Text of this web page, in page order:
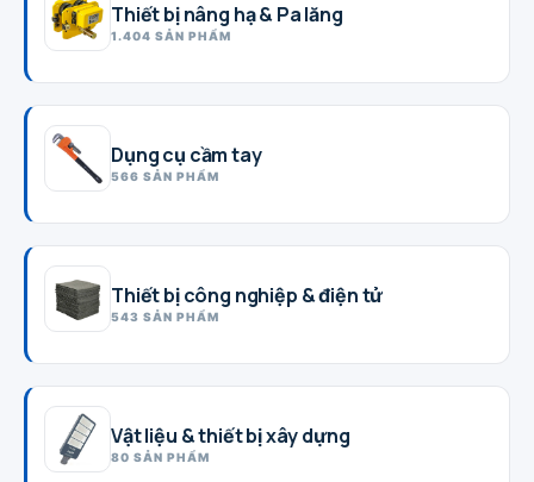
Thiết bị nâng hạ & Pa lăng
1.404 SẢN PHẨM
Dụng cụ cầm tay
566 SẢN PHẨM
Thiết bị công nghiệp & điện tử
543 SẢN PHẨM
Vật liệu & thiết bị xây dựng
80 SẢN PHẨM